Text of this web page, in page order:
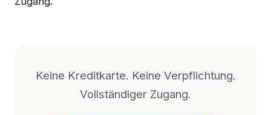
Keine Kreditkarte. Keine Verpflichtung.
Vollständiger Zugang.